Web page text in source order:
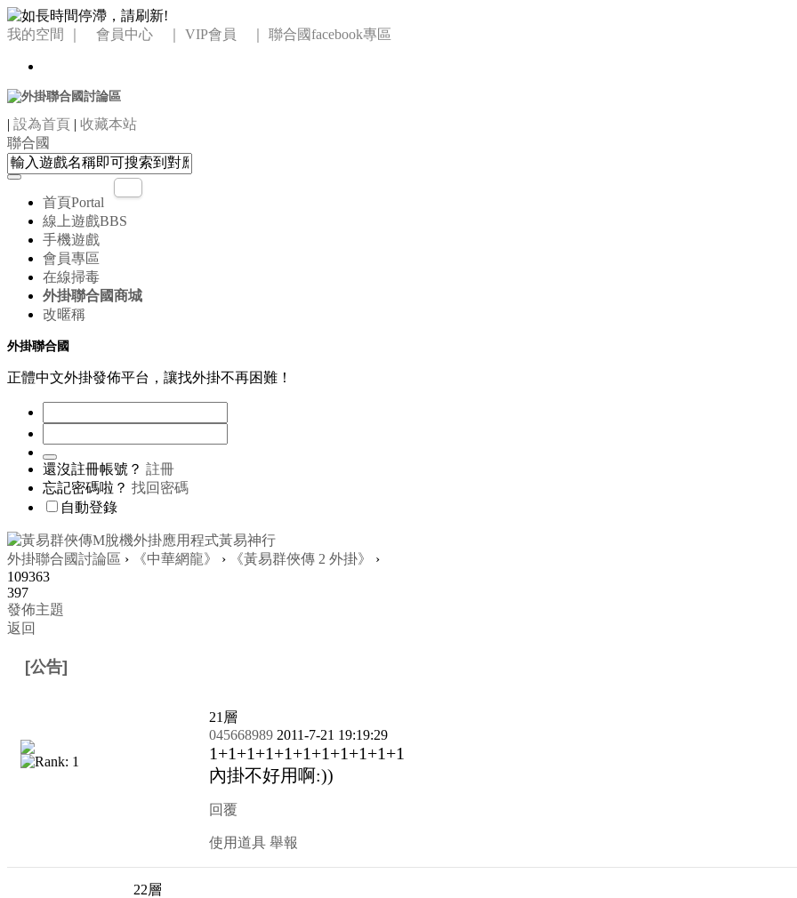
我的空間 ｜ 會員中心 ｜ VIP會員 ｜ 聯合國facebook專區
| 設為首頁 | 收藏本站
聯合國
首頁Portal
線上遊戲BBS
手機遊戲
會員專區
在線掃毒
外掛聯合國商城
改暱稱
外掛聯合國
正體中文外掛發佈平台，讓找外掛不再困難！
還沒註冊帳號？ 註冊
忘記密碼啦？ 找回密碼
自動登錄
外掛聯合國討論區 › 《中華網龍》 › 《黃易群俠傳 2 外掛》
›
109363
397
發佈主題
返回
[公告]
21 層
045668989 2011-7-21 19:19:29
1+1+1+1+1+1+1+1+1+1+1
內掛不好用啊:))
回覆
使用道具 舉報
22層